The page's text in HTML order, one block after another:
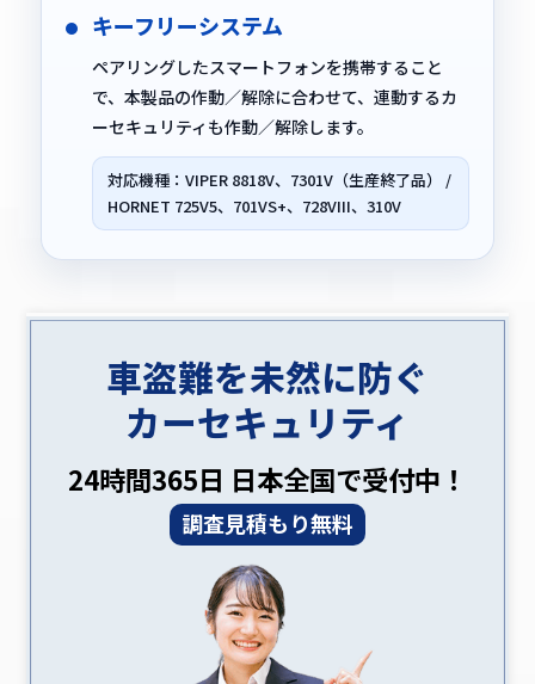
キーフリーシステム
ペアリングしたスマートフォンを携帯すること
で、本製品の作動／解除に合わせて、連動するカ
ーセキュリティも作動／解除します。
対応機種：VIPER 8818V、7301V（生産終了品） /
HORNET 725V5、701VS+、728VIII、310V
車盗難を未然に防ぐ
カーセキュリティ
24時間365日 日本全国で受付中！
調査見積もり無料